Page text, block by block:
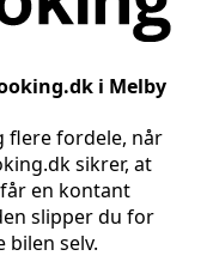
i Melby
flere fordele, når
sikrer, at
en kontant
slipper du for
selv.